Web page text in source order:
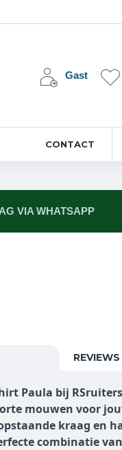
Gast
CONTACT
VIA WHATSAPP
REVIEWS
Paula bij
mouwen voor
kraag en
combinatie